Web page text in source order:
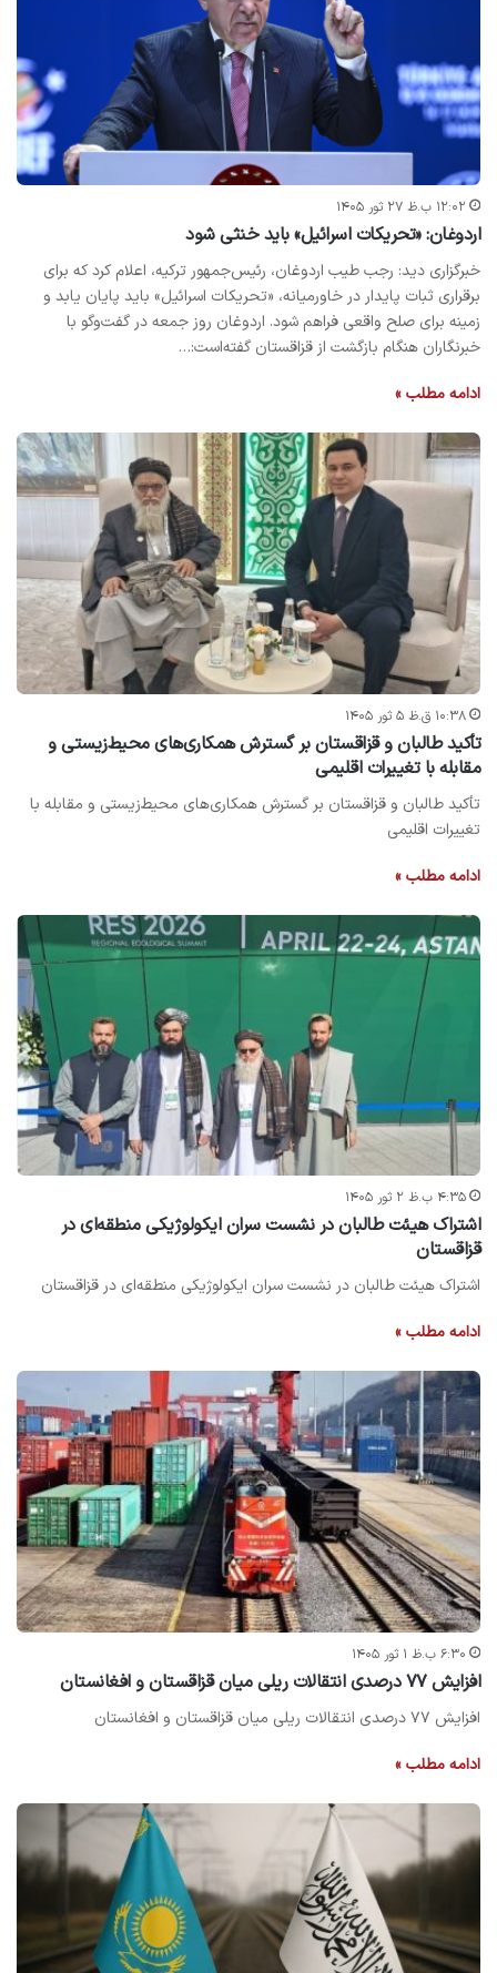
۱۲:۰۲ ب.ظ ۲۷ ثور ۱۴۰۵
اردوغان: «تحریکات اسرائیل» باید خنثی شود
خبرگزاری دید: رجب طیب اردوغان، رئیس‌جمهور ترکیه، اعلام کرد که برای
برقراری ثبات پایدار در خاورمیانه، «تحریکات اسرائیل» باید پایان یابد و
زمینه برای صلح واقعی فراهم شود. اردوغان روز جمعه در گفت‌وگو با
خبرنگاران هنگام بازگشت از قزاقستان گفته‌است:…
ادامه مطلب »
۱۰:۳۸ ق.ظ ۵ ثور ۱۴۰۵
تأکید طالبان و قزاقستان بر گسترش همکاری‌های محیط‌زیستی و
مقابله با تغییرات اقلیمی
تأکید طالبان و قزاقستان بر گسترش همکاری‌های محیط‌زیستی و مقابله با
تغییرات اقلیمی
ادامه مطلب »
۴:۳۵ ب.ظ ۲ ثور ۱۴۰۵
اشتراک هیئت طالبان در نشست سران ایکولوژیکی منطقه‌ای در
قزاقستان
اشتراک هیئت طالبان در نشست سران ایکولوژیکی منطقه‌ای در قزاقستان
ادامه مطلب »
۶:۳۰ ب.ظ ۱ ثور ۱۴۰۵
افزایش ۷۷ درصدی انتقالات ریلی میان قزاقستان و افغانستان
افزایش ۷۷ درصدی انتقالات ریلی میان قزاقستان و افغانستان
ادامه مطلب »